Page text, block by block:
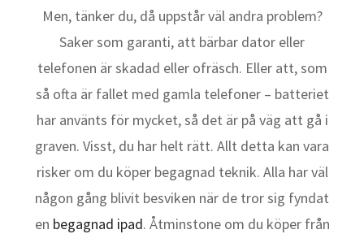
Men, tänker du, då uppstår väl andra problem?
Saker som garanti, att bärbar dator eller
telefonen är skadad eller ofräsch. Eller att, som
så ofta är fallet med gamla telefoner – batteriet
har använts för mycket, så det är på väg att gå i
graven. Visst, du har helt rätt. Allt detta kan vara
risker om du köper begagnad teknik. Alla har väl
någon gång blivit besviken när de tror sig fyndat
en begagnad ipad. Åtminstone om du köper från